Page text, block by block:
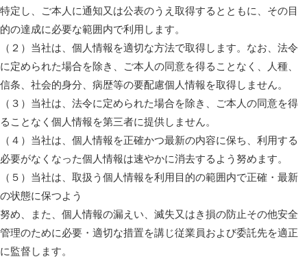
特定し、ご本人に通知又は公表のうえ取得するとともに、その目
的の達成に必要な範囲内で利用します。
（２）当社は、個人情報を適切な方法で取得します。なお、法令
に定められた場合を除き、ご本人の同意を得ることなく、人種、
信条、社会的身分、病歴等の要配慮個人情報を取得しません。
（３）当社は、法令に定められた場合を除き、ご本人の同意を得
ることなく個人情報を第三者に提供しません。
（４）当社は、個人情報を正確かつ最新の内容に保ち、利用する
必要がなくなった個人情報は速やかに消去するよう努めます。
（５）当社は、取扱う個人情報を利用目的の範囲内で正確・最新
の状態に保つよう
努め、また、個人情報の漏えい、滅失又はき損の防止その他安全
管理のために必要・適切な措置を講じ従業員および委託先を適正
に監督します。